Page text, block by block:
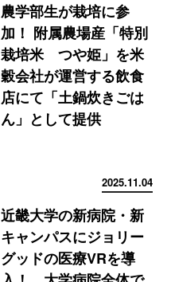
農学部生が栽培に参
加！ 附属農場産「特別
栽培米 つや姫」を米
穀会社が運営する飲食
店にて「土鍋炊きごは
ん」として提供
2025.11.04
近畿大学の新病院・新
キャンパスにジョリー
グッドの医療VRを導